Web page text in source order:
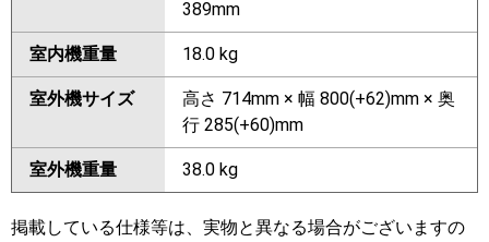
389mm
室内機重量 18.0 kg
室外機サイズ
高さ 714mm × 幅 800(+62)mm × 奥
行 285(+60)mm
室外機重量 38.0 kg
掲載している仕様等は、実物と異なる場合がございますの